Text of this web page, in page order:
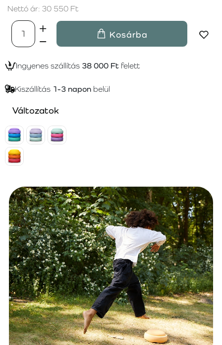
Nettó ár: 30 550 Ft
Kosárba
Ingyenes szállítás 38 000 Ft felett
Kiszállítás 1-3 napon belül
Változatok